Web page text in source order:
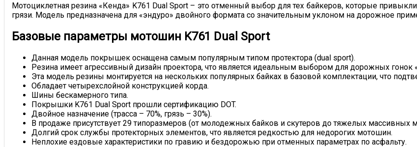
Мотоциклетная резина «Кенда» K761 Dual Sport – это отменный выбор для тех байкеров, которые
грязи. Модель предназначена для «эндуро» двойного формата со значительным уклоном на дорожное
Базовые параметры мотошин K761 Dual Sport
Данная модель покрышек оснащена самым популярным типом протектора (dual sport).
Резина имеет агрессивный дизайн проектора, что является идеальным выбором для дорожных гонок
Эта модель резины монтируется на нескольких популярных байках в базовой комплектации, что
Обладает четырехслойной конструкцией корда.
Шины бескамерного типа.
Покрышки K761 Dual Sport прошли сертификацию DOT.
Двойное назначение (трасса – 70%, грязь – 30%).
В продаже присутствует 29 типоразмеров (от молодежных байков и скутеров до тяжелых массивных
Долгий срок службы протекторных элементов, что является редкостью для недорогих мотошин.
Неплохие ездовые характеристики по гравию и бездорожью при отменных параметрах по асфальту.